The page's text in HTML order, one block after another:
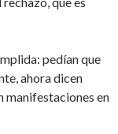
pedían que
ahora dicen
manifestaciones en